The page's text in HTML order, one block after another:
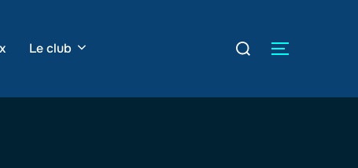
Le club
Rechercher :